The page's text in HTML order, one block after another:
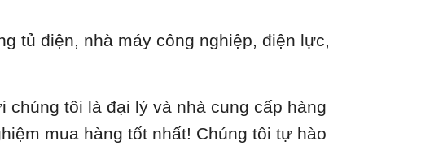
tủ điện, nhà máy công nghiệp, điện lực,
tôi là đại lý và nhà cung cấp hàng
mua hàng tốt nhất! Chúng tôi tự hào